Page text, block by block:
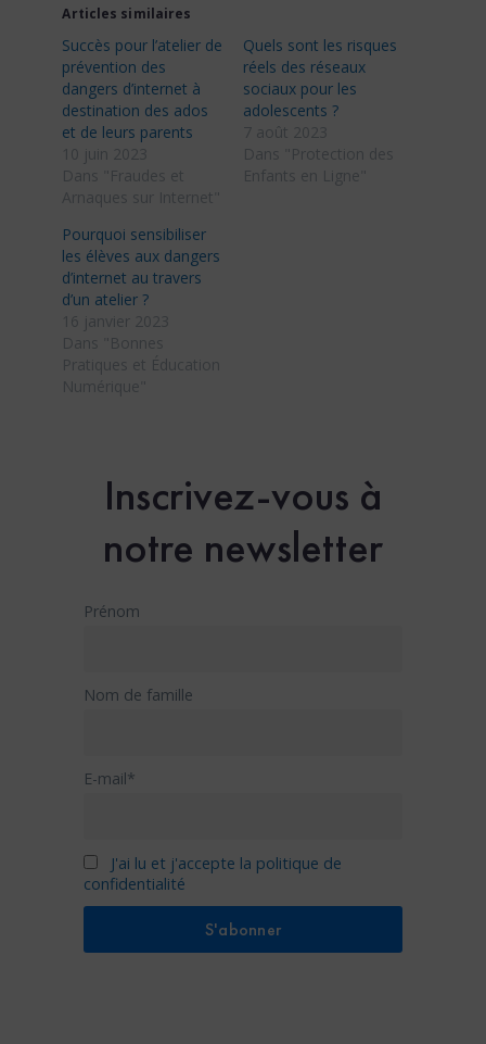
Articles similaires
Succès pour l’atelier de
prévention des
dangers d’internet à
destination des ados
et de leurs parents
10 juin 2023
Dans "Fraudes et
Arnaques sur Internet"
Quels sont les risques
réels des réseaux
sociaux pour les
adolescents ?
7 août 2023
Dans "Protection des
Enfants en Ligne"
Pourquoi sensibiliser
les élèves aux dangers
d’internet au travers
d’un atelier ?
16 janvier 2023
Dans "Bonnes
Pratiques et Éducation
Numérique"
Inscrivez-vous à
notre newsletter
Prénom
Nom de famille
E-mail*
J'ai lu et j'accepte la politique de
confidentialité